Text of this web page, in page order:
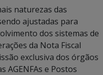
naturezas das
ajustadas para
dos sistemas de
da Nota Fiscal
exclusiva dos órgãos
AGENFAs e Postos